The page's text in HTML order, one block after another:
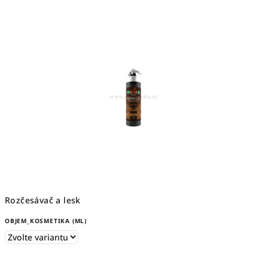
Rozčesávač a lesk
OBJEM_KOSMETIKA (ML)